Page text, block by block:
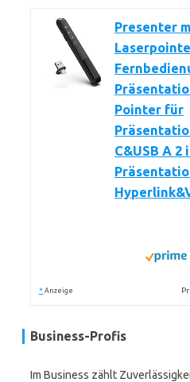
Presenter
Pointer für
C&USB A 2
* Anzeige
Business-Profis
Im Business zählt